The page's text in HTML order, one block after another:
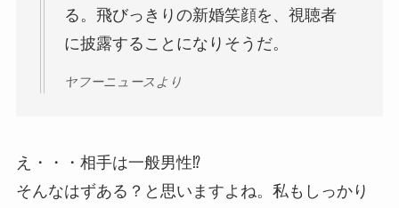
る。飛びっきりの新婚笑顔を、視聴者
に披露することになりそうだ。
ヤフーニュースより
え・・・相手は一般男性⁉︎
そんなはずある？と思いますよね。私もしっかり